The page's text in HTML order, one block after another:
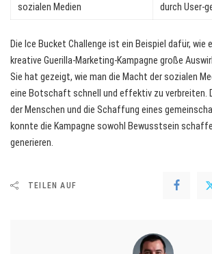
sozialen Medien
durch User-
Die Ice Bucket Challenge ist ein Beispiel dafür, wie
kreative Guerilla-Marketing-Kampagne große
Sie hat gezeigt, wie man die Macht der sozialen
eine Botschaft schnell und effektiv zu verbreiten.
der Menschen und die Schaffung eines
konnte die Kampagne sowohl Bewusstsein
generieren.
TEILEN AUF